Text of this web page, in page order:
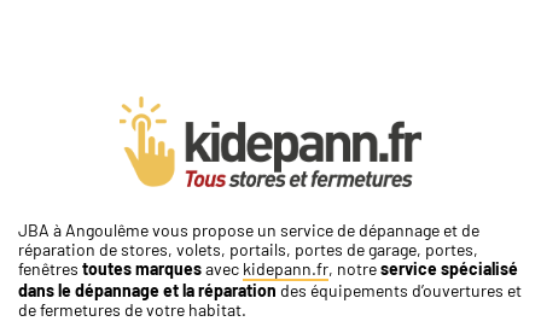
JBA à Angoulême vous propose un service de dépannage et de
réparation de stores, volets, portails, portes de garage, portes,
fenêtres toutes marquesavec kidepann.fr, notreservice spécialisé
dans le dépannage et la réparation des équipements d’ouvertures et
de fermetures de votre habitat.